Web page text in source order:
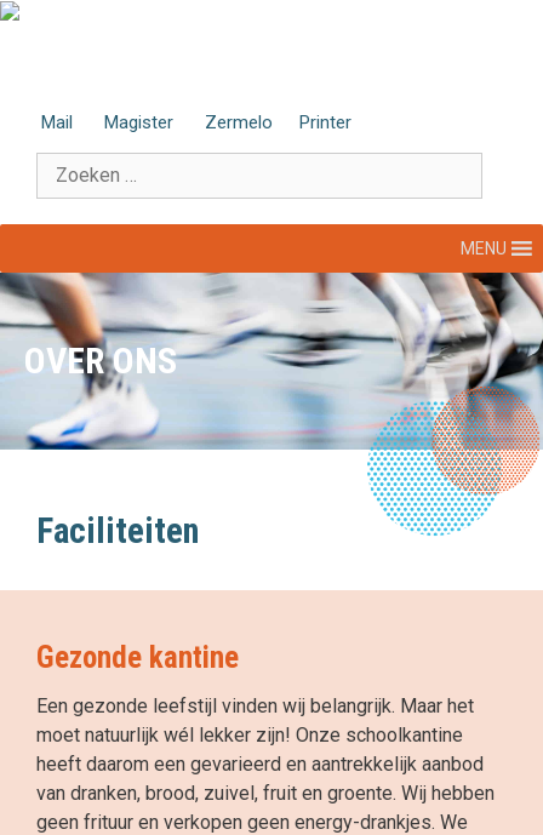
Ga
Mail Magister Zermelo Printer
Zoek
naar:
MENU
OVER ONS
Faciliteiten
Gezonde kantine
Een gezonde leefstijl vinden wij belangrijk. Maar het
moet natuurlijk wél lekker zijn! Onze schoolkantine
heeft daarom een gevarieerd en aantrekkelijk aanbod
van dranken, brood, zuivel, fruit en groente. Wij hebben
geen frituur en verkopen geen energy-drankjes. We